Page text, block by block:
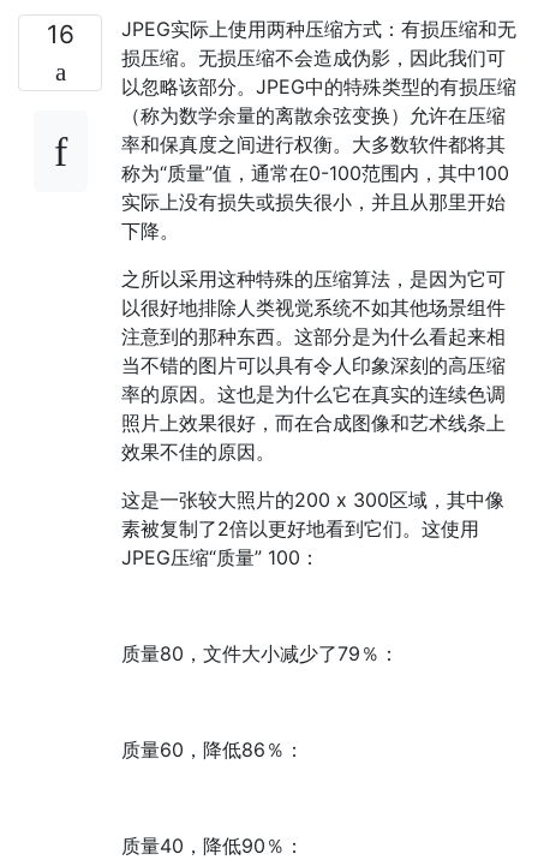
16
JPEG实际上使用两种压缩方式：有损压缩和无
损压缩。无损压缩不会造成伪影，因此我们可
以忽略该部分。JPEG中的特殊类型的有损压缩
（称为数学余量的离散余弦变换）允许在压缩
率和保真度之间进行权衡。大多数软件都将其
称为“质量”值，通常在0-100范围内，其中100
实际上没有损失或损失很小，并且从那里开始
下降。
之所以采用这种特殊的压缩算法，是因为它可
以很好地排除人类视觉系统不如其他场景组件
注意到的那种东西。这部分是为什么看起来相
当不错的图片可以具有令人印象深刻的高压缩
率的原因。这也是为什么它在真实的连续色调
照片上效果很好，而在合成图像和艺术线条上
效果不佳的原因。
这是一张较大照片的200 x 300区域，其中像
素被复制了2倍以更好地看到它们。这使用
JPEG压缩“质量” 100：
质量80，文件大小减少了79％：
质量60，降低86％：
质量40，降低90％：